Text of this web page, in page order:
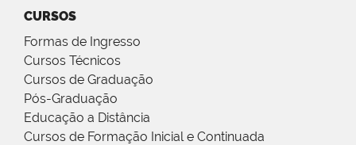
CURSOS
Formas de Ingresso
Cursos Técnicos
Cursos de Graduação
Pós-Graduação
Educação a Distância
Cursos de Formação Inicial e Continuada